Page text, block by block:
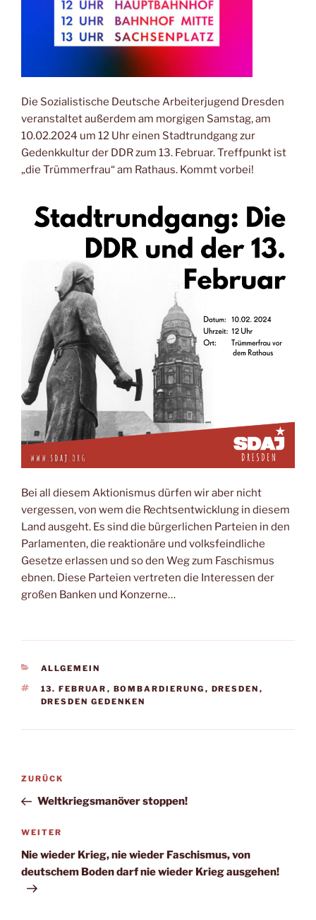
Die Sozialistische Deutsche Arbeiterjugend Dresden
veranstaltet außerdem am morgigen Samstag, am
10.02.2024 um 12 Uhr einen Stadtrundgang zur
Gedenkkultur der DDR zum 13. Februar. Treffpunkt ist
„die Trümmerfrau“ am Rathaus. Kommt vorbei!
Bei all diesem Aktionismus dürfen wir aber nicht
vergessen, von wem die Rechtsentwicklung in diesem
Land ausgeht. Es sind die bürgerlichen Parteien in den
Parlamenten, die reaktionäre und volksfeindliche
Gesetze erlassen und so den Weg zum Faschismus
ebnen. Diese Parteien vertreten die Interessen der
großen Banken und Konzerne…
ALLGEMEIN
13. FEBRUAR , BOMBARDIERUNG , DRESDEN ,
DRESDEN GEDENKEN
ZURÜCK
Weltkriegsmanöver stoppen!
WEITER
Nie wieder Krieg, nie wieder Faschismus, von
deutschem Boden darf nie wieder Krieg ausgehen!